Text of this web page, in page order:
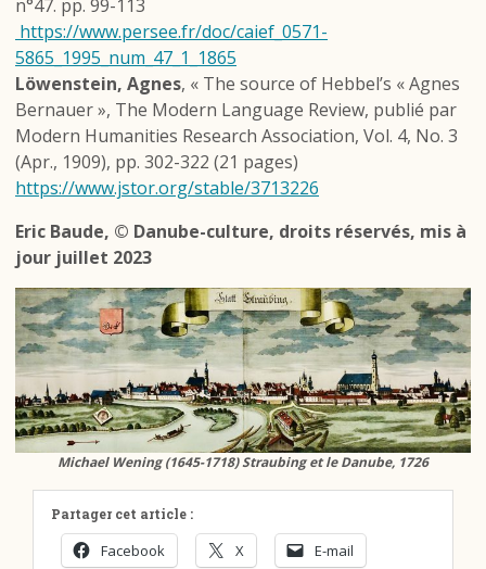
n°47. pp. 99-113
https://www.persee.fr/doc/caief_0571-
5865_1995_num_47_1_1865
Löwenstein, Agnes, « The source of Hebbel’s « Agnes
Bernauer », The Modern Language Review, publié par
Modern Humanities Research Association, Vol. 4, No. 3
(Apr., 1909), pp. 302-322 (21 pages)
https://www.jstor.org/stable/3713226
Eric Baude, © Danube-culture, droits réservés, mis à
jour juillet 2023
Michael Wening (1645-1718) Straubing et le Danube, 1726
Partager cet article :
Facebook X E-mail